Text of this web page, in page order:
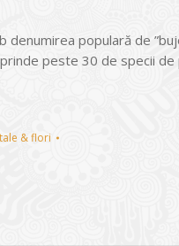
denumirea populară de
peste 30 de specii de
& flori